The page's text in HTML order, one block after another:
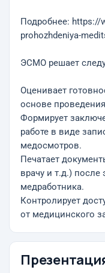
Подробнее: https://
prohozhdeniya-
ЭСМО решает
Оценивает
основе
Формирует
работе в виде
медосмотров.
Печатает
врачу и т.д.)
медработника.
Контролирует
от медицинского